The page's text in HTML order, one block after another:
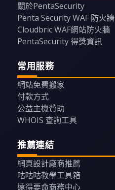
關於PentaSecurity
Penta Security WAF 防火牆
Cloudbric WAF網站防火牆
PentaSecurity 得獎資訊
常用服務
網站免費搬家
付款方式
公益主機贊助
WHOIS 查詢工具
推薦連結
網頁設計廠商推薦
咕咕咕教學工具箱
遠得要命商務中心